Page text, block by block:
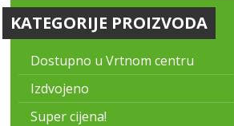
KATEGORIJE PROIZVODA
Dostupno u Vrtnom centru
Izdvojeno
Super cijena!